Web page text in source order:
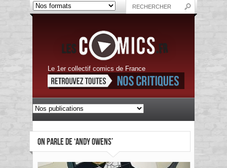
Le 1er collectif comics de France
ON PARLE DE ‘ANDY OWENS’